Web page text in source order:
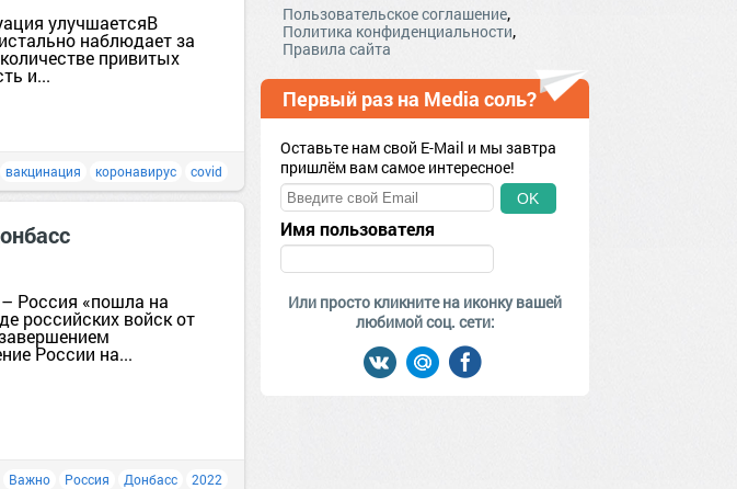
улучшаетсяВ
наблюдает за
привитых
и...
вакцинация коронавирус covid
Россия «пошла на
российских войск от
России на...
Важно Россия Донбасс 2022
Пользовательское соглашение,
Политика конфиденциальности,
Правила сайта
Первый раз на Media соль?
Оставьте нам свой E-Mail и мы завтра
пришлём вам самое интересное!
OK
Имя пользователя
Или просто кликните на иконку вашей
любимой соц. сети: